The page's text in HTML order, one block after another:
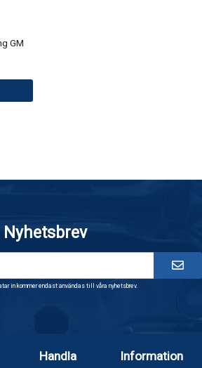
GM
Nyhetsbrev
in kommer endast användas till våra nyhetsbrev.
Handla Information